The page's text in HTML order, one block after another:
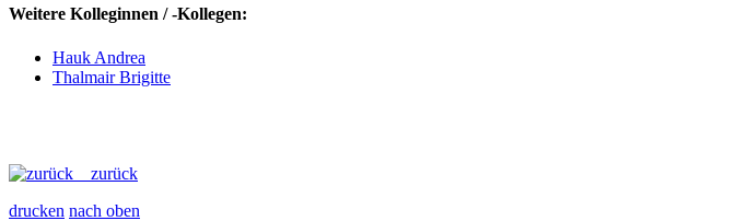
Weitere Kolleginnen / -Kollegen:
Hauk Andrea
Thalmair Brigitte
zurück
drucken nach oben